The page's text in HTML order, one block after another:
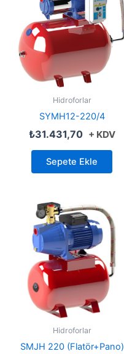
Hidroforlar
SYMH12-220/4
₺31.431,70 + KDV
Sepete Ekle
Hidroforlar
SMJH 220 (Flatör+Pano)